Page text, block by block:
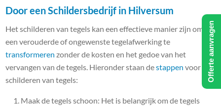
Door een Schildersbedrijf in Hilversum
Het schilderen van tegels kan een effectieve manier zijn om
een ​​verouderde of ongewenste tegelafwerking te
transformeren zonder de kosten en het gedoe van het
vervangen van de tegels. Hieronder staan destappen voor het
schilderen van tegels:
Maak de tegels schoon: Het is belangrijk om de tegels
Offerte aanvragen